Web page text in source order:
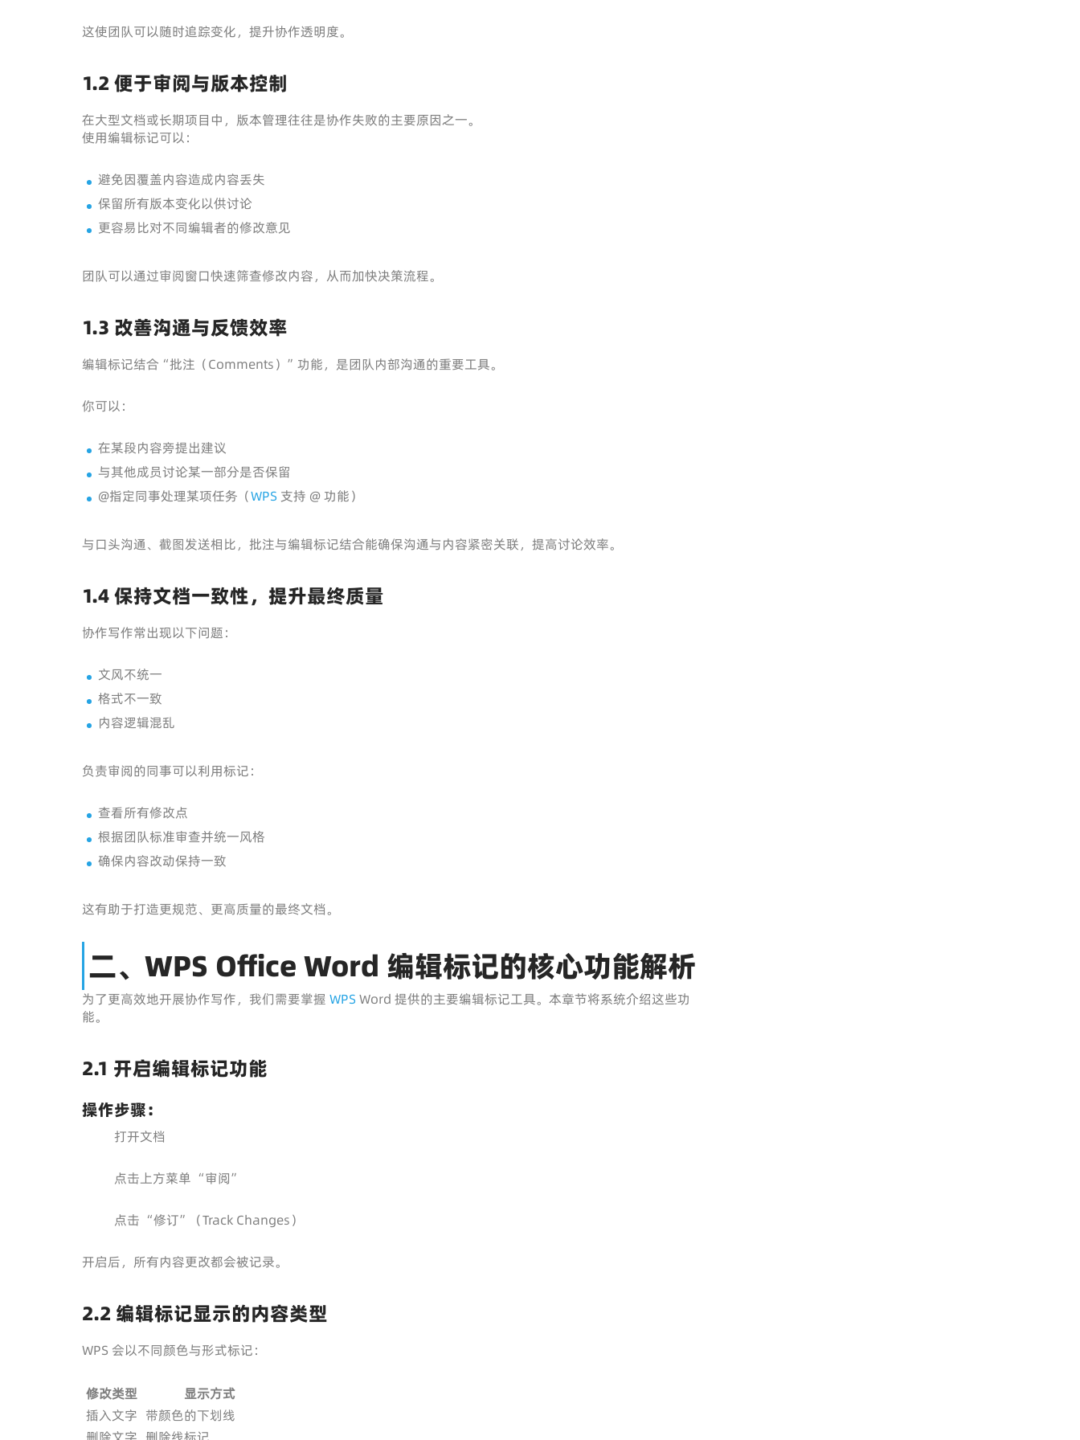
这使团队可以随时追踪变化，提升协作透明度。
1.2 便于审阅与版本控制
在大型文档或长期项目中，版本管理往往是协作失败的主要原因之一。
使用编辑标记可以：
避免因覆盖内容造成内容丢失
保留所有版本变化以供讨论
更容易比对不同编辑者的修改意见
团队可以通过审阅窗口快速筛查修改内容，从而加快决策流程。
1.3 改善沟通与反馈效率
编辑标记结合“批注（Comments）”功能，是团队内部沟通的重要工具。
你可以：
在某段内容旁提出建议
与其他成员讨论某一部分是否保留
@指定同事处理某项任务（WPS 支持 @ 功能）
与口头沟通、截图发送相比，批注与编辑标记结合能确保沟通与内容紧密关联，提高讨论效率。
1.4 保持文档一致性，提升最终质量
协作写作常出现以下问题：
文风不统一
格式不一致
内容逻辑混乱
负责审阅的同事可以利用标记：
查看所有修改点
根据团队标准审查并统一风格
确保内容改动保持一致
这有助于打造更规范、更高质量的最终文档。
二、WPS Office Word 编辑标记的核心功能解析
为了更高效地开展协作写作，我们需要掌握 WPS Word 提供的主要编辑标记工具。本章节将系统介绍这些功
能。
2.1 开启编辑标记功能
操作步骤：
打开文档
点击上方菜单 “审阅”
点击 “修订”（Track Changes）
开启后，所有内容更改都会被记录。
2.2 编辑标记显示的内容类型
WPS 会以不同颜色与形式标记：
修改类型
显示方式
插入文字 带颜色的下划线